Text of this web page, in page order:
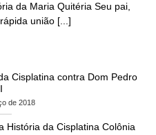
da Maria Quitéria Seu pai,
união [...]
Cisplatina contra Dom Pedro
de 2018
História da Cisplatina Colônia